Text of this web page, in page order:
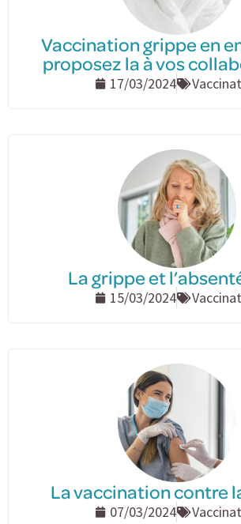
Vaccination grippe en
proposez la à vos
17/03/2024
La grippe et
15/03/2024
La vaccination contre
07/03/2024